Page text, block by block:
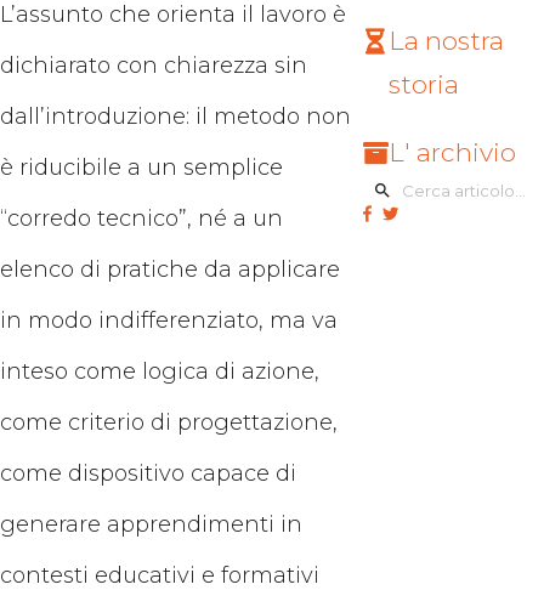
L’assunto che orienta il lavoro è
dichiarato con chiarezza sin
dall’introduzione: il metodo non
è riducibile a un semplice
“corredo tecnico”, né a un
elenco di pratiche da applicare
in modo indifferenziato, ma va
inteso come logica di azione,
come criterio di progettazione,
come dispositivo capace di
generare apprendimenti in
contesti educativi e formativi
La nostra
storia
L' archivio